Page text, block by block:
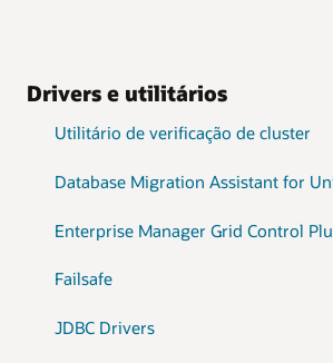
Drivers e utilitários
Utilitário de verificação de cluster
Database Migration Assistant for
Enterprise Manager Grid Control
Failsafe
JDBC Drivers